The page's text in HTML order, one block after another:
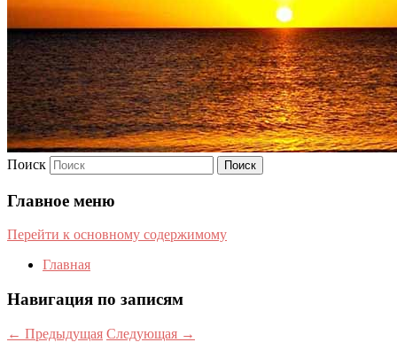
Поиск
Главное меню
Перейти к основному содержимому
Главная
Навигация по записям
← Предыдущая Следующая →